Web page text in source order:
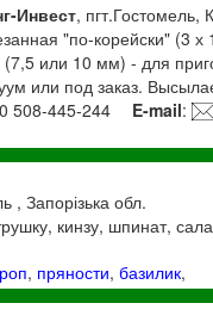
Инвест, пгт.Гостомель,
"по-корейски" (3
или 10 мм) - для
или под заказ.
508-445-244 E-mail:
, Запорізька обл.
кинзу, шпинат,
, пряности,базилик,